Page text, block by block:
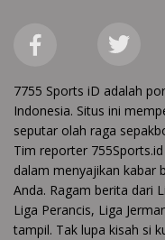
7755 Sports iD adalah
Indonesia. Situs ini
seputar olah raga
Tim reporter
dalam menyajikan kabar
Anda. Ragam berita dari
Liga Perancis, Liga
tampil. Tak lupa kisah si